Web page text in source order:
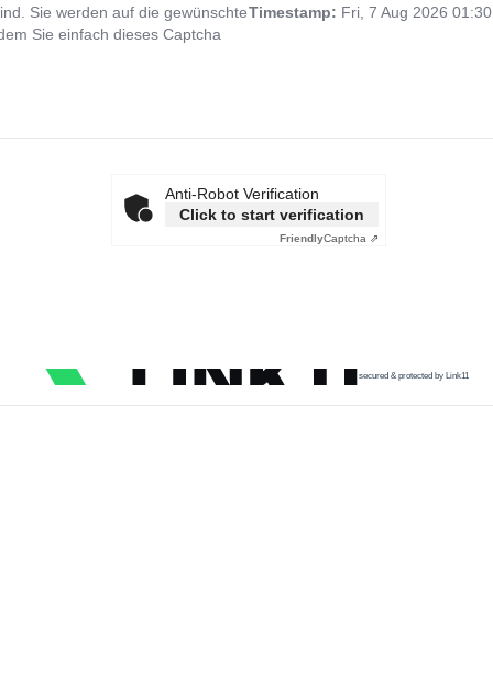
Sie werden auf die gewünschte
Sie einfach dieses Captcha
Timestamp: Fri, 7 Aug 2026
Anti-Robot Verification
Click to start verification
FriendlyCaptcha ⇗
secured & protected by Link11